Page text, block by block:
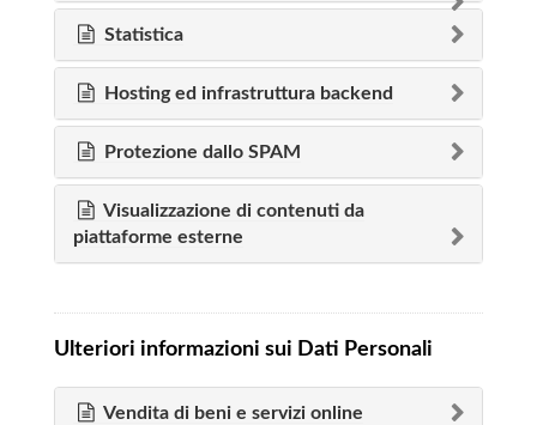
Statistica
Hosting ed infrastruttura backend
Protezione dallo SPAM
Visualizzazione di contenuti da
piattaforme esterne
Ulteriori informazioni sui Dati Personali
Vendita di beni e servizi online